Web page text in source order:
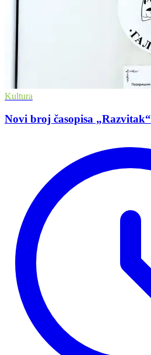
Kultura
Novi broj časopisa „Razvitak“